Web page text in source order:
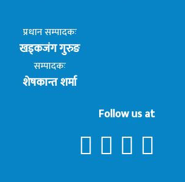
प्रधान सम्पादकः
खड्कजंग गुरुङ
सम्पादकः
शेषकान्त शर्मा
Follow us at